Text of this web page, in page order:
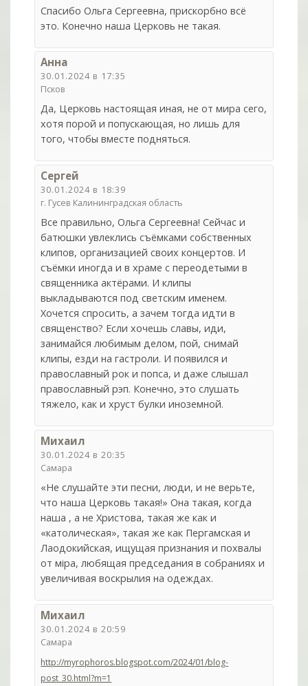
Спасибо Ольга Сергеевна, прискорбно всё
это. Конечно наша Церковь не такая.
Анна
30.01.2024 в 17:35
Псков
Да, Церковь настоящая иная, не от мира сего,
хотя порой и попускающая, но лишь для
того, чтобы вместе подняться.
Сергей
30.01.2024 в 18:39
г. Гусев Калининградская область
Все правильно, Ольга Сергеевна! Сейчас и
батюшки увлеклись съёмками собственных
клипов, организацией своих концертов. И
съёмки иногда и в храме с переодетыми в
священника актёрами. И клипы
выкладываются под светским именем.
Хочется спросить, а зачем тогда идти в
священство? Если хочешь славы, иди,
занимайся любимым делом, пой, снимай
клипы, езди на гастроли. И появился и
православный рок и попса, и даже слышал
православный рэп. Конечно, это слушать
тяжело, как и хруст булки иноземной.
Михаил
30.01.2024 в 20:35
Самара
«Не слушайте эти песни, люди, и не верьте,
что наша Церковь такая!» Она такая, когда
наша , а не Христова, такая же как и
«католическая», такая же как Пергамская и
Лаодокийская, ищущая признания и похвалы
от мiра, любящая председания в собраниях и
увеличивая воскрылия на одеждах.
Михаил
30.01.2024 в 20:59
Самара
http://myrophoros.blogspot.com/2024/01/blog-
post_30.html?m=1